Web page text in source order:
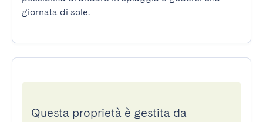
giornata di sole.
Questa proprietà è gestita da